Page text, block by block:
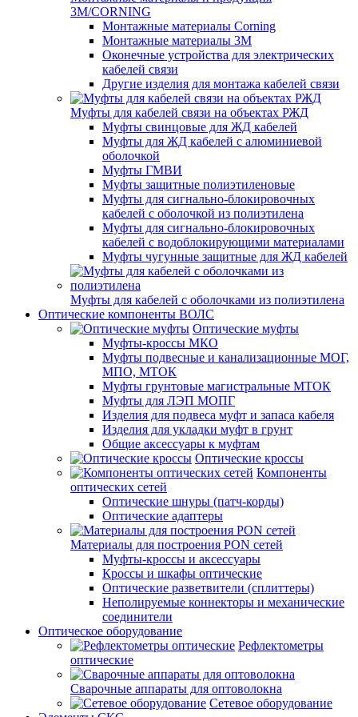
3M/CORNING
Монтажные материалы Corning
Монтажные материалы 3M
Оконечные устройства для электрических
кабелей связи
Другие изделия для монтажа кабелей связи
Муфты для кабелей связи на объектах РЖД
Муфты свинцовые для ЖД кабелей
Муфты для ЖД кабелей с алюминиевой
оболочкой
Муфты ГМВИ
Муфты защитные полиэтиленовые
Муфты для сигнально-блокировочных
кабелей с оболочкой из полиэтилена
Муфты для сигнально-блокировочных
кабелей с водоблокирующими материалами
Муфты чугунные защитные для ЖД кабелей
Муфты для кабелей с оболочками из полиэтилена
Оптические компоненты ВОЛС
Оптические муфты
Муфты-кроссы МКО
Муфты подвесные и канализационные МОГ,
МПО, МТОК
Муфты грунтовые магистральные МТОК
Муфты для ЛЭП МОПГ
Изделия для подвеса муфт и запаса кабеля
Изделия для укладки муфт в грунт
Общие аксессуары к муфтам
Оптические кроссы
Компоненты
оптических сетей
Оптические шнуры (патч-корды)
Оптические адаптеры
Материалы для построения PON сетей
Муфты-кроссы и аксессуары
Кроссы и шкафы оптические
Оптические разветвители (сплиттеры)
Неполируемые коннекторы и механические
соединители
Оптическое оборудование
Рефлектометры
оптические
Сварочные аппараты для оптоволокна
Сетевое оборудование